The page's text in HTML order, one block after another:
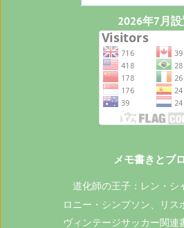
2026年7月
メモ書きとブ
道化師の王子：レン・シ
ロニー・シンプソン、リス
ヴィンテージサッカー関連